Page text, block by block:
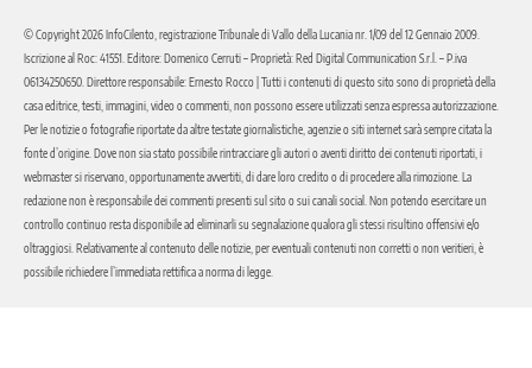
© Copyright 2026 InfoCilento, registrazione Tribunale di Vallo della Lucania nr. 1/09 del 12 Gennaio 2009.
Iscrizione al Roc: 41551. Editore: Domenico Cerruti – Proprietà: Red Digital Communication S.r.l. – P.iva
06134250650. Direttore responsabile: Ernesto Rocco | Tutti i contenuti di questo sito sono di proprietà della
casa editrice, testi, immagini, video o commenti, non possono essere utilizzati senza espressa autorizzazione.
Per le notizie o fotografie riportate da altre testate giornalistiche, agenzie o siti internet sarà sempre citata la
fonte d’origine. Dove non sia stato possibile rintracciare gli autori o aventi diritto dei contenuti riportati, i
webmaster si riservano, opportunamente avvertiti, di dare loro credito o di procedere alla rimozione. La
redazione non è responsabile dei commenti presenti sul sito o sui canali social. Non potendo esercitare un
controllo continuo resta disponibile ad eliminarli su segnalazione qualora gli stessi risultino offensivi e/o
oltraggiosi. Relativamente al contenuto delle notizie, per eventuali contenuti non corretti o non veritieri, è
possibile richiedere l’immediata rettifica a norma di legge.